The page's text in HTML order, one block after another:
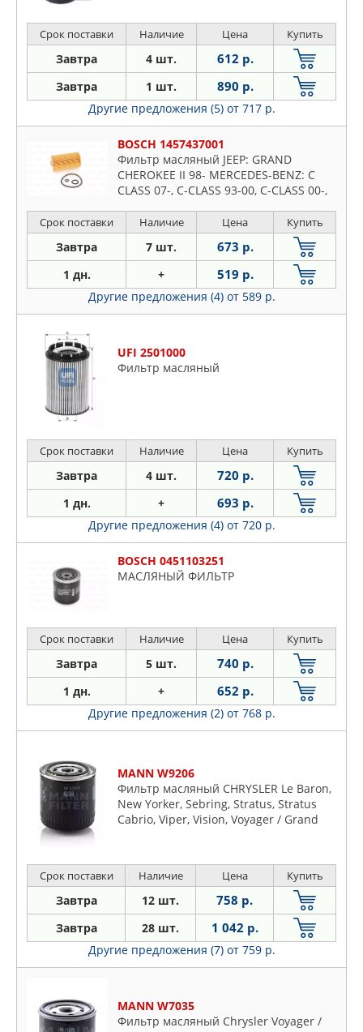
Срок поставки Наличие Цена Купить
Завтра 4 шт. 612 р.
Завтра 1 шт. 890 р.
Другие предложения (5) от 717 р.
BOSCH 1457437001
Фильтр масляный JEEP: GRAND
CHEROKEE II 98- MERCEDES-BENZ: C
CLASS 07-, C-CLASS 93-00, C-CLASS 00-,
E-CLASS 02-
Срок поставки Наличие Цена Купить
Завтра 7 шт. 673 р.
1 дн. + 519 р.
Другие предложения (4) от 589 р.
UFI 2501000
Фильтр масляный
Срок поставки Наличие Цена Купить
Завтра 4 шт. 720 р.
1 дн. + 693 р.
Другие предложения (4) от 720 р.
BOSCH 0451103251
МАСЛЯНЫЙ ФИЛЬТР
Срок поставки Наличие Цена Купить
Завтра 5 шт. 740 р.
1 дн. + 652 р.
Другие предложения (2) от 768 р.
MANN W9206
Фильтр масляный CHRYSLER Le Baron,
New Yorker, Sebring, Stratus, Stratus
Cabrio, Viper, Vision, Voyager / Grand
Срок поставки Наличие Цена Купить
Завтра 12 шт. 758 р.
Завтра 28 шт. 1 042 р.
Другие предложения (7) от 759 р.
MANN W7035
Фильтр масляный Chrysler Voyager /